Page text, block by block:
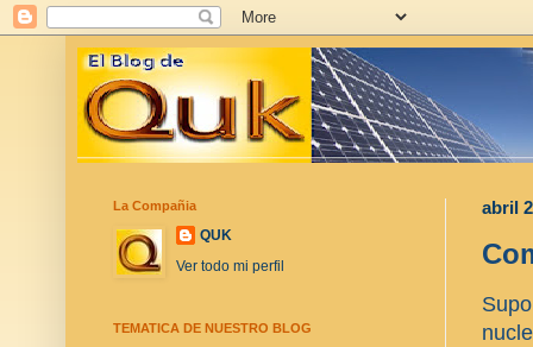
abril
La Compañia
QUK
Ver todo mi perfil
TEMATICA DE NUESTRO BLOG